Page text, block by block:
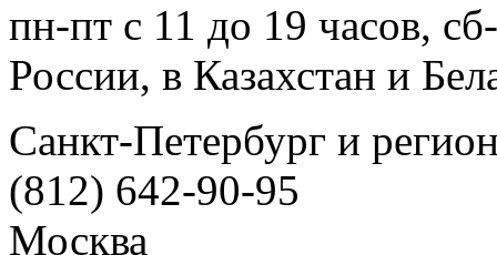
пн-пт с 11 до 19 часов,
России, в Казахстан и
Санкт-Петербург и
(812) 642-90-95
Москва